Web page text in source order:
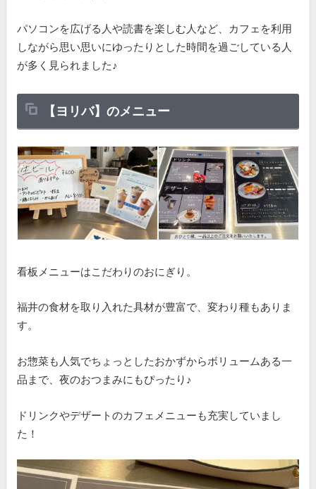
パソコンを広げる人や読書を楽しむ人など、カフェを利用
しながら思い思いにゆったりとした時間を過ごしている人
が多く見られました♪
【ヨリバ】のメニュー
看板メニューはこだわりのおにぎり。
福井の食材を取り入れた具材が豊富で、変わり種もありま
す。
お惣菜も人気でちょっとしたおかずからボリュームある一
品まで、夜のおつまみにもぴったり♪
ドリンクやデザートのカフェメニューも充実していまし
た！